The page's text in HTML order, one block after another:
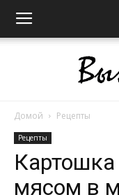
Домой Рецепты
Рецепты
мясом в